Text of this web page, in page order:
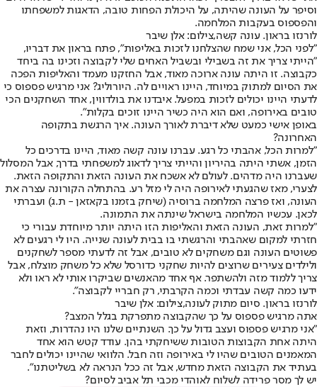
וסיפר על העונה שהיתה, על היכולת הפחות טובה, הדאגות למשפחתו
והפספוס בעקבות המלחמה.
לורנזו בראון. עונה קשה,צילום: אלן שיבר
"לפני הכל, אני שמח שהצלחנו לזכות באליפות", פתח בראון את דבריו,
"הייתי צריך את זה בשבילי ובשביל האחים שלי לקבוצה וזכינו בה ביחד
כקבוצה. זו היתה עונה ארוכה מאוד, אבל החזקנו מעמד והאליפות הפכה
את הסיום למתוק במיוחד, היינו ראויים לה. היורוליג? אני מרגיש פספוס כי
לדעתי היינו יכולים לזכות במפעל. איבדנו את בולדווין, אחד השחקנים הכי
טובים באירופה, ואם הוא היה כשיר היינו זוכים בקלות".
באופן אישי כמעט שלא דיברת לאורך העונה. איך הרגשת בתקופה
האחרונה?
"למרות הכל, אהבתי כל רגע. עברנו עונה קשה מאוד, היינו בדרכים כל
הזמן, אשתי היתה בהיריון והייתי צריך לדאוג למשפחתי בדרך, אבל המסלול
שעברנו היה מדהים. לעולם לא אשכח את העונה הזאת והתקופה הזאת.
לצערי, מאז שהגעתי לאירופה היה לי מזל רע. בהתחלה הקורונה עצרה את
העונה, ואז פרצה המלחמה ברוסיה (שיחק בזמנו בקאזאן - ת.ג) ועברתי
לכאן. עכשיו המלחמה בישראל שינתה את התמונה.
"למרות זאת, העונה הזאת והאליפות הזו היתה יותר מיוחדת עבורי כי
חזרתי למקום שאהבתי והרגשתי בו בבית לעונה שנייה. היו לי רגעים לא
פשוטים העונה וגם משחקים לא טובים, אבל זה לדעתי מספר לשחקנים
ולילדים צעירים שרוצים להיות שחקני כדורסל שלא כל משחק מוצלח, אבל
צריך ללמוד מזה ולהשתפר. אף אחד מהאנשים שביקרו אותי לא ראו ולא
ידעו כמה קשה עבדתי וכמה הקרבתי, רק חבריי לקבוצה".
לורנזו בראון. סיום מתוק לעונה,צילום: אלן שיבר
אתה מרגיש פספוס על כך שהקבוצה מתפרקת בגלל המצב?
"אני מרגיש פספוס ועצב גדול על כך. השנתיים שלנו היו נהדרות, וזאת
היתה אחת הקבוצות הטובות ששיחקתי בהן. עודד קטש הוא אחד
המאמנים הטובים שהיו לי באירופה וזה חבל. הלוואי שהיינו יכולים לחבר
בעתיד את הקבוצה הזאת מחדש, אבל זה ככל הנראה לא בשליטתנו".
יש לך מסר פרידה לשלוח לאוהדי מכבי תל אביב לסיום?